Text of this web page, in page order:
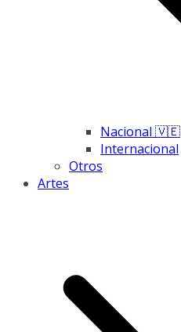
Nacional 🇻🇪
Internacional
Otros
Artes